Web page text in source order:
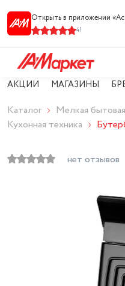
Открыть в приложении
41
АКЦИИ МАГАЗИНЫ
Каталог
Мелкая
Кухонная техника
нет отзывов